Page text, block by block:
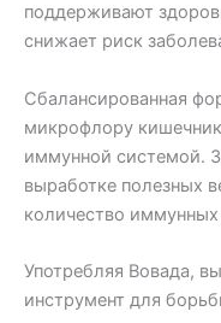
поддерживают
снижает риск
Сбалансированная
микрофлору
иммунной системой.
выработке полезных
количество иммунных
Употребляя Вовада,
инструмент для